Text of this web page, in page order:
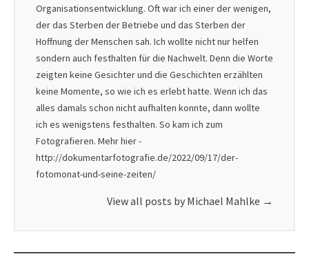
Organisationsentwicklung. Oft war ich einer der wenigen,
der das Sterben der Betriebe und das Sterben der
Hoffnung der Menschen sah. Ich wollte nicht nur helfen
sondern auch festhalten für die Nachwelt. Denn die Worte
zeigten keine Gesichter und die Geschichten erzählten
keine Momente, so wie ich es erlebt hatte. Wenn ich das
alles damals schon nicht aufhalten konnte, dann wollte
ich es wenigstens festhalten. So kam ich zum
Fotografieren. Mehr hier -
http://dokumentarfotografie.de/2022/09/17/der-
fotomonat-und-seine-zeiten/
View all posts by Michael Mahlke →